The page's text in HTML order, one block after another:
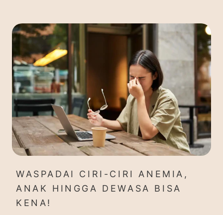
WASPADAI CIRI-CIRI ANEMIA,
ANAK HINGGA DEWASA BISA
KENA!